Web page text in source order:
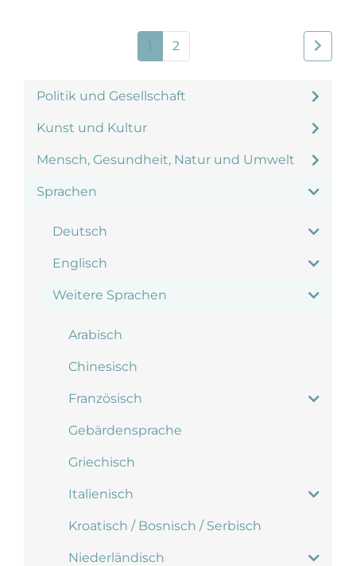
Politik und Gesellschaft
Kunst und Kultur
Mensch, Gesundheit, Natur und Umwelt
Sprachen
Deutsch
Englisch
Weitere Sprachen
Arabisch
Chinesisch
Französisch
Gebärdensprache
Griechisch
Italienisch
Kroatisch / Bosnisch / Serbisch
Niederländisch
1 2